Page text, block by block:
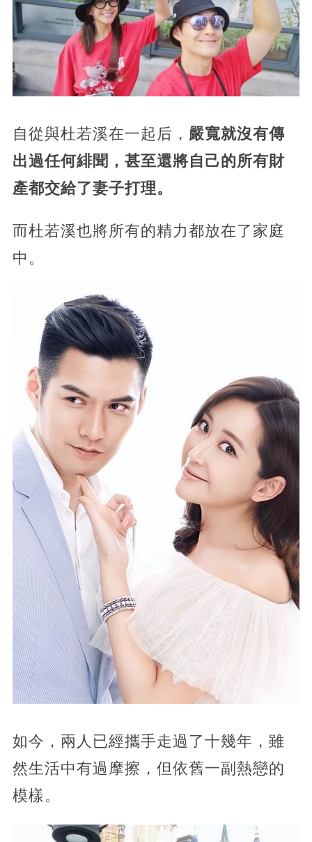
自從與杜若溪在一起后， 嚴寬就沒有傳
出過任何緋聞，甚至還將自己的所有財
產都交給了妻子打理。
而杜若溪也將所有的精力都放在了家庭
中。
如今，兩人已經攜手走過了十幾年，雖
然生活中有過摩擦，但依舊一副熱戀的
模樣。